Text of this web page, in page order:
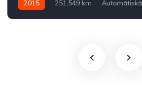
2015 251,549 km Automātiskā